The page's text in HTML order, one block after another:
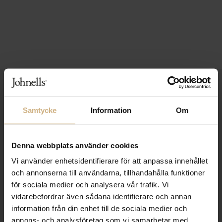
Samtycke Information Om
Denna webbplats använder cookies
Vi använder enhetsidentifierare för att anpassa innehållet
och annonserna till användarna, tillhandahålla funktioner
för sociala medier och analysera vår trafik. Vi
vidarebefordrar även sådana identifierare och annan
information från din enhet till de sociala medier och
annons- och analysföretag som vi samarbetar med.
FRI FRAKT FRÅN 999 KR
SAMLA BONUS I KUNDKLUBBEN
Håll dig uppdaterad
PRENUMERERA PÅ VÅRT NYHETSBREV
Kvinna Man